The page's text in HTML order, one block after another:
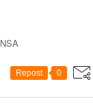
Repost 0